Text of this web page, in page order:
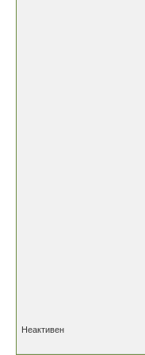
Неактивен